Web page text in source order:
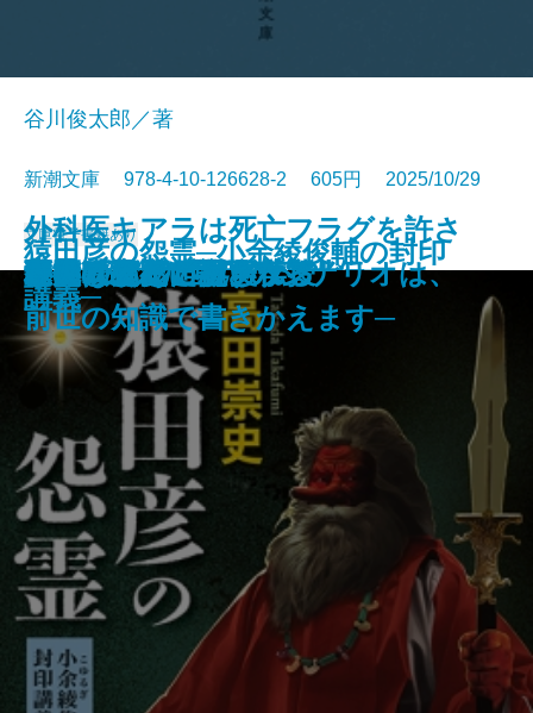
探偵はパリへ還る
恐るべきこどもたち
美しい探偵に必要な殺人
僕の青春をクイズに捧ぐ
殺意はないけど
銀将の奇跡─覇王の譜2─
雨上がりのビーフシチュー
あかあかや月─明恵上人伝─
ひむろ飛脚
虚空へ
谷川俊太郎／著
新潮文庫 978-4-10-126628-2 605円 2025/10/29
文庫電子書籍あり
猿田彦の怨霊─小余綾俊輔の封印
講義─
やりなおし世界文学
母の味、だいたい伝授
巨匠とマルガリータ
秘儀〔上〕
秘儀〔下〕
巫女は月夜に殺される
外科医キアラは死亡フラグを許さ
ない─死人だらけのシナリオは、
前世の知識で書きかえます─
木挽町のあだ討ち
野火の夜